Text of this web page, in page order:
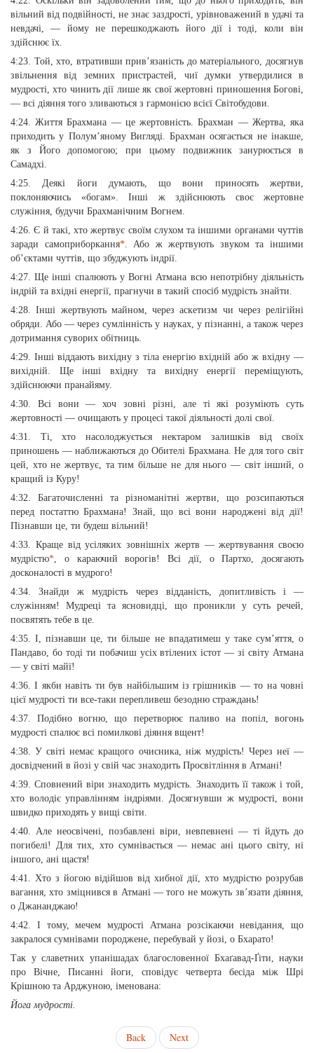
вільний від подвійності, не знає заздрості, урівноважений в удачі та
невдачі, — йому не перешкоджають його дії і тоді, коли він
здійснює їх.
4:23. Той, хто, втративши прив’язаність до матеріального, досягнув
звільнення від земних пристрастей, чиї думки утвердилися в
мудрості, хто чинить дії лише як свої жертовні приношення Богові,
— всі діяння того зливаються з гармонією всієї Світобудови.
4:24. Життя Брахмана — це жертовність. Брахман — Жертва, яка
приходить у Полум’яному Вигляді. Брахман осягається не інакше,
як з Його допомогою; при цьому подвижник занурюється в
Самадхі.
4:25. Деякі йоги думають, що вони приносять жертви,
поклоняючись «богам». Інші ж здійснюють своє жертовне
служіння, будучи Брахманічним Вогнем.
4:26. Є й такі, хто жертвує своїм слухом та іншими органами чуттів
заради самоприборкання*. Або ж жертвують звуком та іншими
об’єктами чуттів, що збуджують індрії.
4:27. Ще інші спалюють у Вогні Атмана всю непотрібну діяльність
індрій та вхідні енергії, прагнучи в такий спосіб мудрість знайти.
4:28. Інші жертвують майном, через аскетизм чи через релігійні
обряди. Або — через сумлінність у науках, у пізнанні, а також через
дотримання суворих обітниць.
4:29. Інші віддають вихідну з тіла енергію вхідній або ж вхідну —
вихідній. Ще інші вхідну та вихідну енергії переміщують,
здійснюючи пранайяму.
4:30. Всі вони — хоч зовні різні, але ті які розуміють суть
жертовності — очищають у процесі такої діяльності долі свої.
4:31. Ті, хто насолоджується нектаром залишків від своїх
приношень — наближаються до Обителі Брахмана. Не для того світ
цей, хто не жертвує, та тим більше не для нього — світ інший, о
кращий із Куру!
4:32. Багаточисленні та різноманітні жертви, що розсипаються
перед постаттю Брахмана! Знай, що всі вони народжені від дії!
Пізнавши це, ти будеш вільний!
4:33. Краще від усіляких зовнішніх жертв — жертвування своєю
мудрістю*, о караючий ворогів! Всі дії, о Партхо, досягають
досконалості в мудрого!
4:34. Знайди ж мудрість через відданість, допитливість і —
служінням! Мудреці та ясновидці, що проникли у суть речей,
посвятять тебе в це.
4:35. І, пізнавши це, ти більше не впадатимеш у таке сум’яття, о
Пандаво, бо тоді ти побачиш усіх втілених істот — зі світу Атмана
— у світі майї!
4:36. І якби навіть ти був найбільшим із грішників — то на човні
цієї мудрості ти все-таки перепливеш безодню страждань!
4:37. Подібно вогню, що перетворює паливо на попіл, вогонь
мудрості спалює всі помилкові діяння вщент!
4:38. У світі немає кращого очисника, ніж мудрість! Через неї —
досвідчений в йозі у свій час знаходить Просвітління в Атмані!
4:39. Сповнений віри знаходить мудрість. Знаходить її також і той,
хто володіє управлінням індріями. Досягнувши ж мудрості, вони
швидко приходять у вищі світи.
4:40. Але неосвічені, позбавлені віри, невпевнені — ті йдуть до
погибелі! Для тих, хто сумнівається — немає ані цього світу, ні
іншого, ані щастя!
4:41. Хто з йогою відійшов від хибної дії, хто мудрістю розрубав
вагання, хто зміцнився в Атмані — того не можуть зв’язати діяння,
о Джананджаю!
4:42. І тому, мечем мудрості Атмана розсікаючи невідання, що
закралося сумнівами породжене, перебувай у йозі, о Бхарато!
Так у славетних упанішадах благословенної Бхаґавад-Ґіти, науки
про Вічне, Писанні йоги, сповідує четверта бесіда між Шрі
Крішною та Арджуною, іменована:
Йога мудрості.
Back Next